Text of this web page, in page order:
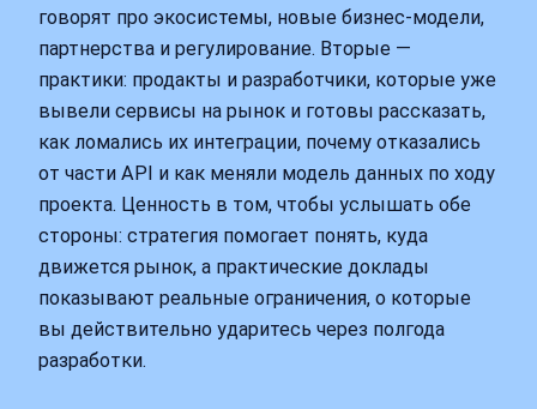
говорят про экосистемы, новые бизнес‑модели,
партнерства и регулирование. Вторые —
практики: продакты и разработчики, которые уже
вывели сервисы на рынок и готовы рассказать,
как ломались их интеграции, почему отказались
от части API и как меняли модель данных по ходу
проекта. Ценность в том, чтобы услышать обе
стороны: стратегия помогает понять, куда
движется рынок, а практические доклады
показывают реальные ограничения, о которые
вы действительно ударитесь через полгода
разработки.